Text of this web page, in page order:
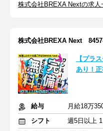
株式会社BREXA Nextの求人
株式会社BREXA Next
【プラ
あり！
給与
月給18万
シフト
週5日以上